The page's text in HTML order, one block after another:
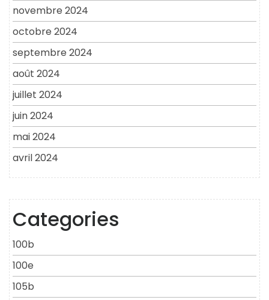
novembre 2024
octobre 2024
septembre 2024
août 2024
juillet 2024
juin 2024
mai 2024
avril 2024
Categories
100b
100e
105b